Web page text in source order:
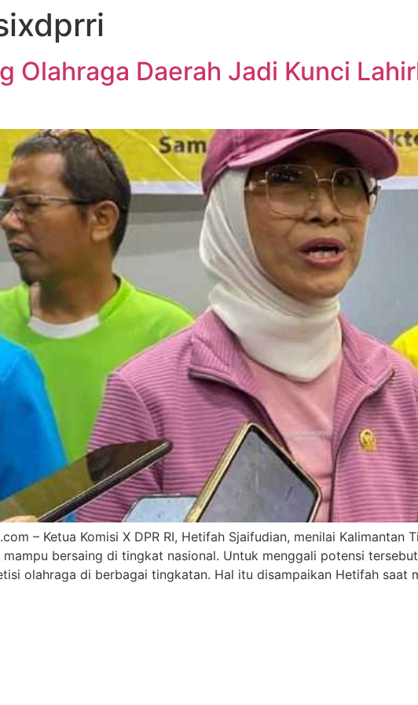
Olahraga Daerah Jadi Kunci
– Ketua Komisi X DPR RI, Hetifah Sjaifudian, menilai
bersaing di tingkat nasional. Untuk menggali potensi
olahraga di berbagai tingkatan. Hal itu disampaikan Hetifah saat